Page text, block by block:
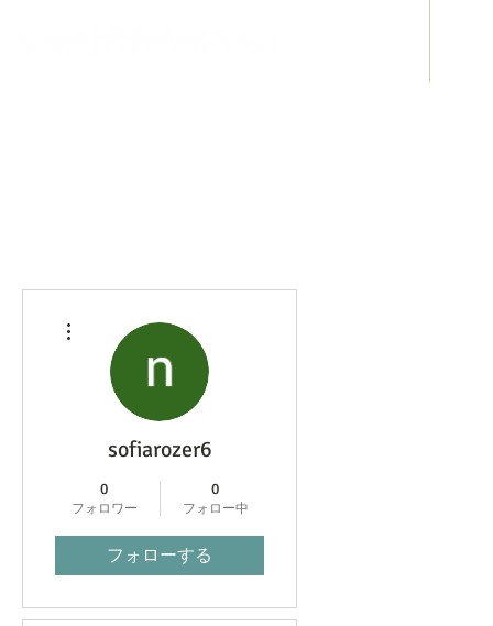
sofiarozer6
0
フォロワー
0
フォロー中
フォローする